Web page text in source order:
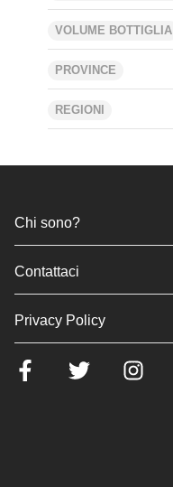
VOLUME BOTTIGLIA
PROVINCE
REGIONI
Chi sono?
Contattaci
Privacy Policy